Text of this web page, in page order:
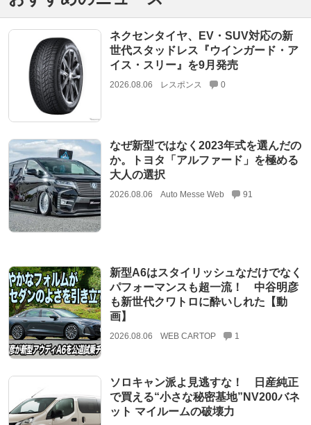
ネクセンタイヤ、EV・SUV対応の新
世代スタッドレス『ウインガード・ア
イス・スリー』を9月発売
2026.08.06 レスポンス 0
なぜ新型ではなく2023年式を選んだの
か。トヨタ「アルファード」を極める
大人の選択
2026.08.06 Auto Messe Web 91
新型A6はスタイリッシュなだけでなく
パフォーマンスも超一流！ 中谷明彦
も新世代クワトロに酔いしれた【動
画】
2026.08.06 WEB CARTOP 1
ソロキャン派よ見逃すな！ 日産純正
で買える“小さな秘密基地”NV200バネ
ット マイルームの破壊力